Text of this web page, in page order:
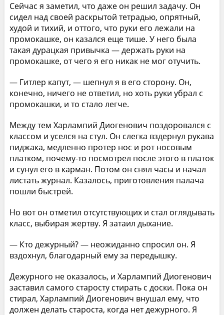
Сейчас я заметил, что даже он решил задачу. Он
сидел над своей раскрытой тетрадью, опрятный,
худой и тихий, и оттого, что руки его лежали на
промокашке, он казался еще тише. У него была
такая дурацкая привычка — держать руки на
промокашке, от чего я его никак не мог отучить.
— Гитлер капут, — шепнул я в его сторону. Он,
конечно, ничего не ответил, но хоть руки убрал с
промокашки, и то стало легче.
Между тем Харлампий Диогенович поздоровался с
классом и уселся на стул. Он слегка вздернул рукава
пиджака, медленно протер нос и рот носовым
платком, почему-то посмотрел после этого в платок
и сунул его в карман. Потом он снял часы и начал
листать журнал. Казалось, приготовления палача
пошли быстрей.
Но вот он отметил отсутствующих и стал оглядывать
класс, выбирая жертву. Я затаил дыхание.
— Кто дежурный? — неожиданно спросил он. Я
вздохнул, благодарный ему за передышку.
Дежурного не оказалось, и Харлампий Диогенович
заставил самого старосту стирать с доски. Пока он
стирал, Харлампий Диогенович внушал ему, что
должен делать староста, когда нет дежурного. Я